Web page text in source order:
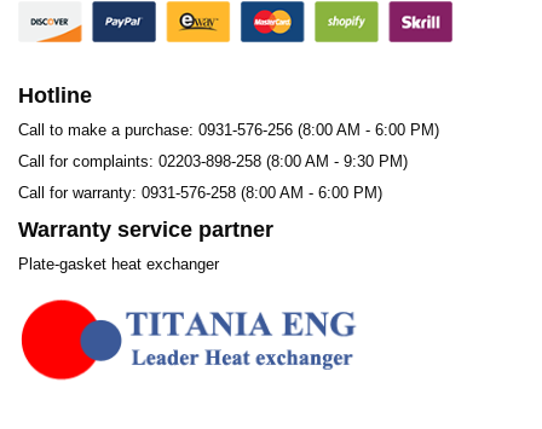
mức giá hợp lí và vô vàn ưu đãi.
Hotline
Call to make a purchase: 0931-576-256 (8:00 AM - 6:00 PM)
Call for complaints: 02203-898-258 (8:00 AM - 9:30 PM)
Call for warranty: 0931-576-258 (8:00 AM - 6:00 PM)
Warranty service partner
Plate-gasket heat exchanger